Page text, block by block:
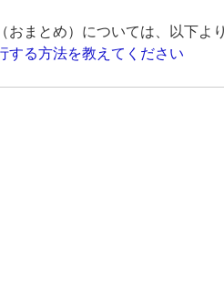
おまとめ）については、以下よ
る方法を教えてください